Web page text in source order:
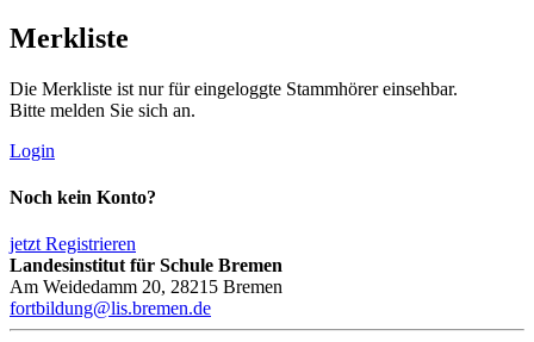
Merkliste
Die Merkliste ist nur für eingeloggte Stammhörer einsehbar.
Bitte melden Sie sich an.
Login
Noch kein Konto?
jetzt Registrieren
Landesinstitut für Schule Bremen
Am Weidedamm 20, 28215 Bremen
fortbildung@lis.bremen.de